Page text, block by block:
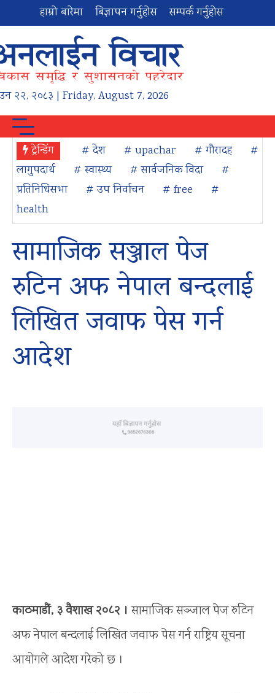
हाम्रो बारेमा बिज्ञापन गर्नुहोस सम्पर्क गर्नुहोस
२२, २०८३ | Friday, August 7, 2026
ट्रेन्डिंग # देश # upachar # गौरादह
#
लागुपदार्थ
# स्वास्थ्य # सार्वजनिक विदा
#
प्रतिनिधिसभा
# उप निर्वाचन # free
#
health
सामाजिक सञ्जाल पेज
रुटिन अफ नेपाल बन्दलाई
लिखित जवाफ पेस गर्न
आदेश
काठमाडौं, ३ वैशाख २०८२ । सामाजिक सञ्जाल पेज रुटिन
अफ नेपाल बन्दलाई लिखित जवाफ पेस गर्न राष्ट्रिय सूचना
आयोगले आदेश गरेको छ ।